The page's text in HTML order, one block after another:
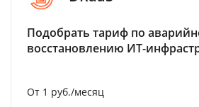
Подобрать тариф по
восстановлению ИТ-
От 1 руб./месяц